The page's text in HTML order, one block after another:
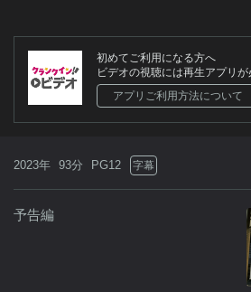
初めてご利用になる方へ
ビデオの視聴には再生アプリが
アプリご利用方法について
2023年 93分 PG12 字幕
予告編